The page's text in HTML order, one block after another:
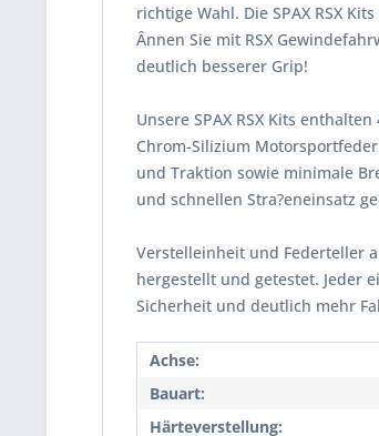
richtige Wahl. Die SPAX RSX
Ânnen Sie mit RSX
deutlich besserer Grip!
Unsere SPAX RSX Kits
Chrom-Silizium
und Traktion sowie minimale
und schnellen Stra?eneinsatz
Verstelleinheit und Federteller
hergestellt und getestet. Jeder
Sicherheit und deutlich mehr
Achse:
Bauart:
Härteverstellung: